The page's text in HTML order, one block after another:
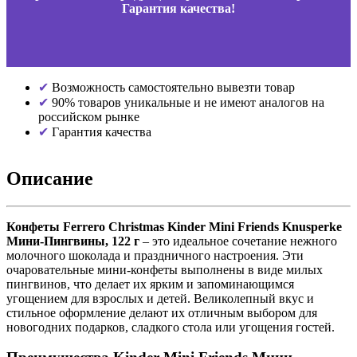
Гарантия качества!
Возможность самостоятельно вывезти товар
90% товаров уникальные и не имеют аналогов на
российском рынке
Гарантия качества
Описание
Конфеты Ferrero Christmas Kinder Mini Friends Knusperke
Мини-Пингвины, 122 г – это идеальное сочетание нежного
молочного шоколада и праздничного настроения. Эти
очаровательные мини-конфеты выполнены в виде милых
пингвинов, что делает их ярким и запоминающимся
угощением для взрослых и детей. Великолепный вкус и
стильное оформление делают их отличным выбором для
новогодних подарков, сладкого стола или угощения гостей.